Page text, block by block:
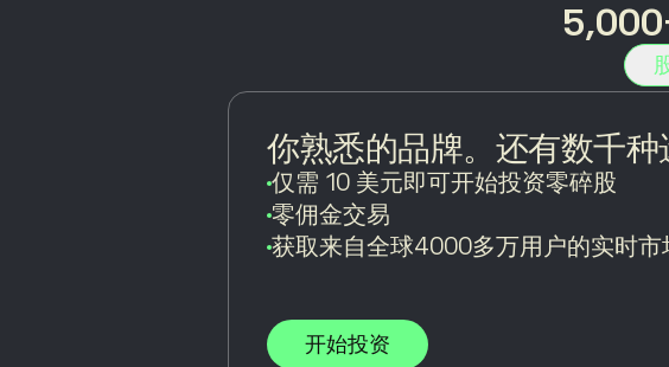
你熟悉的品牌。还有数千种
仅需 10 美元即可开始投资零碎股
零佣金交易
获取来自全球4000多万用户的实时市
开始投资